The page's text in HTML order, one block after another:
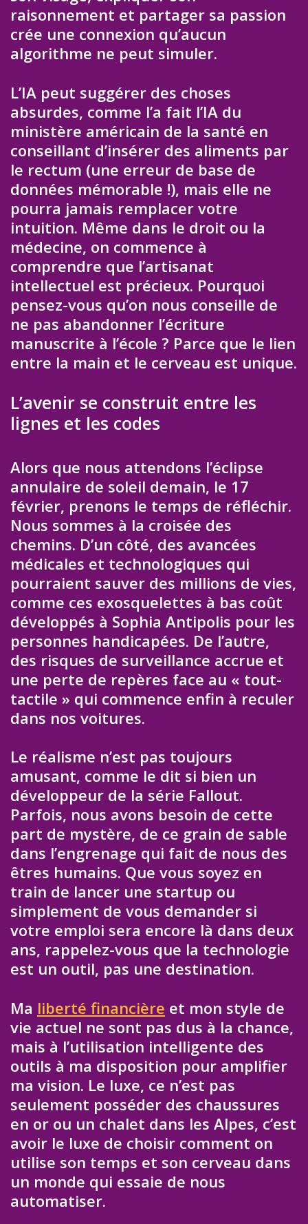
raisonnement et partager sa passion
crée une connexion qu’aucun
algorithme ne peut simuler.
L’IA peut suggérer des choses
absurdes, comme l’a fait l’IA du
ministère américain de la santé en
conseillant d’insérer des aliments par
le rectum (une erreur de base de
données mémorable !), mais elle ne
pourra jamais remplacer votre
intuition. Même dans le droit ou la
médecine, on commence à
comprendre que l’artisanat
intellectuel est précieux. Pourquoi
pensez-vous qu’on nous conseille de
ne pas abandonner l’écriture
manuscrite à l’école ? Parce que le lien
entre la main et le cerveau est unique.
L’avenir se construit entre les
lignes et les codes
Alors que nous attendons l’éclipse
annulaire de soleil demain, le 17
février, prenons le temps de réfléchir.
Nous sommes à la croisée des
chemins. D’un côté, des avancées
médicales et technologiques qui
pourraient sauver des millions de vies,
comme ces exosquelettes à bas coût
développés à Sophia Antipolis pour les
personnes handicapées. De l’autre,
des risques de surveillance accrue et
une perte de repères face au « tout-
tactile » qui commence enfin à reculer
dans nos voitures.
Le réalisme n’est pas toujours
amusant, comme le dit si bien un
développeur de la série Fallout.
Parfois, nous avons besoin de cette
part de mystère, de ce grain de sable
dans l’engrenage qui fait de nous des
êtres humains. Que vous soyez en
train de lancer une startup ou
simplement de vous demander si
votre emploi sera encore là dans deux
ans, rappelez-vous que la technologie
est un outil, pas une destination.
Ma liberté financière et mon style de
vie actuel ne sont pas dus à la chance,
mais à l’utilisation intelligente des
outils à ma disposition pour amplifier
ma vision. Le luxe, ce n’est pas
seulement posséder des chaussures
en or ou un chalet dans les Alpes, c’est
avoir le luxe de choisir comment on
utilise son temps et son cerveau dans
un monde qui essaie de nous
automatiser.